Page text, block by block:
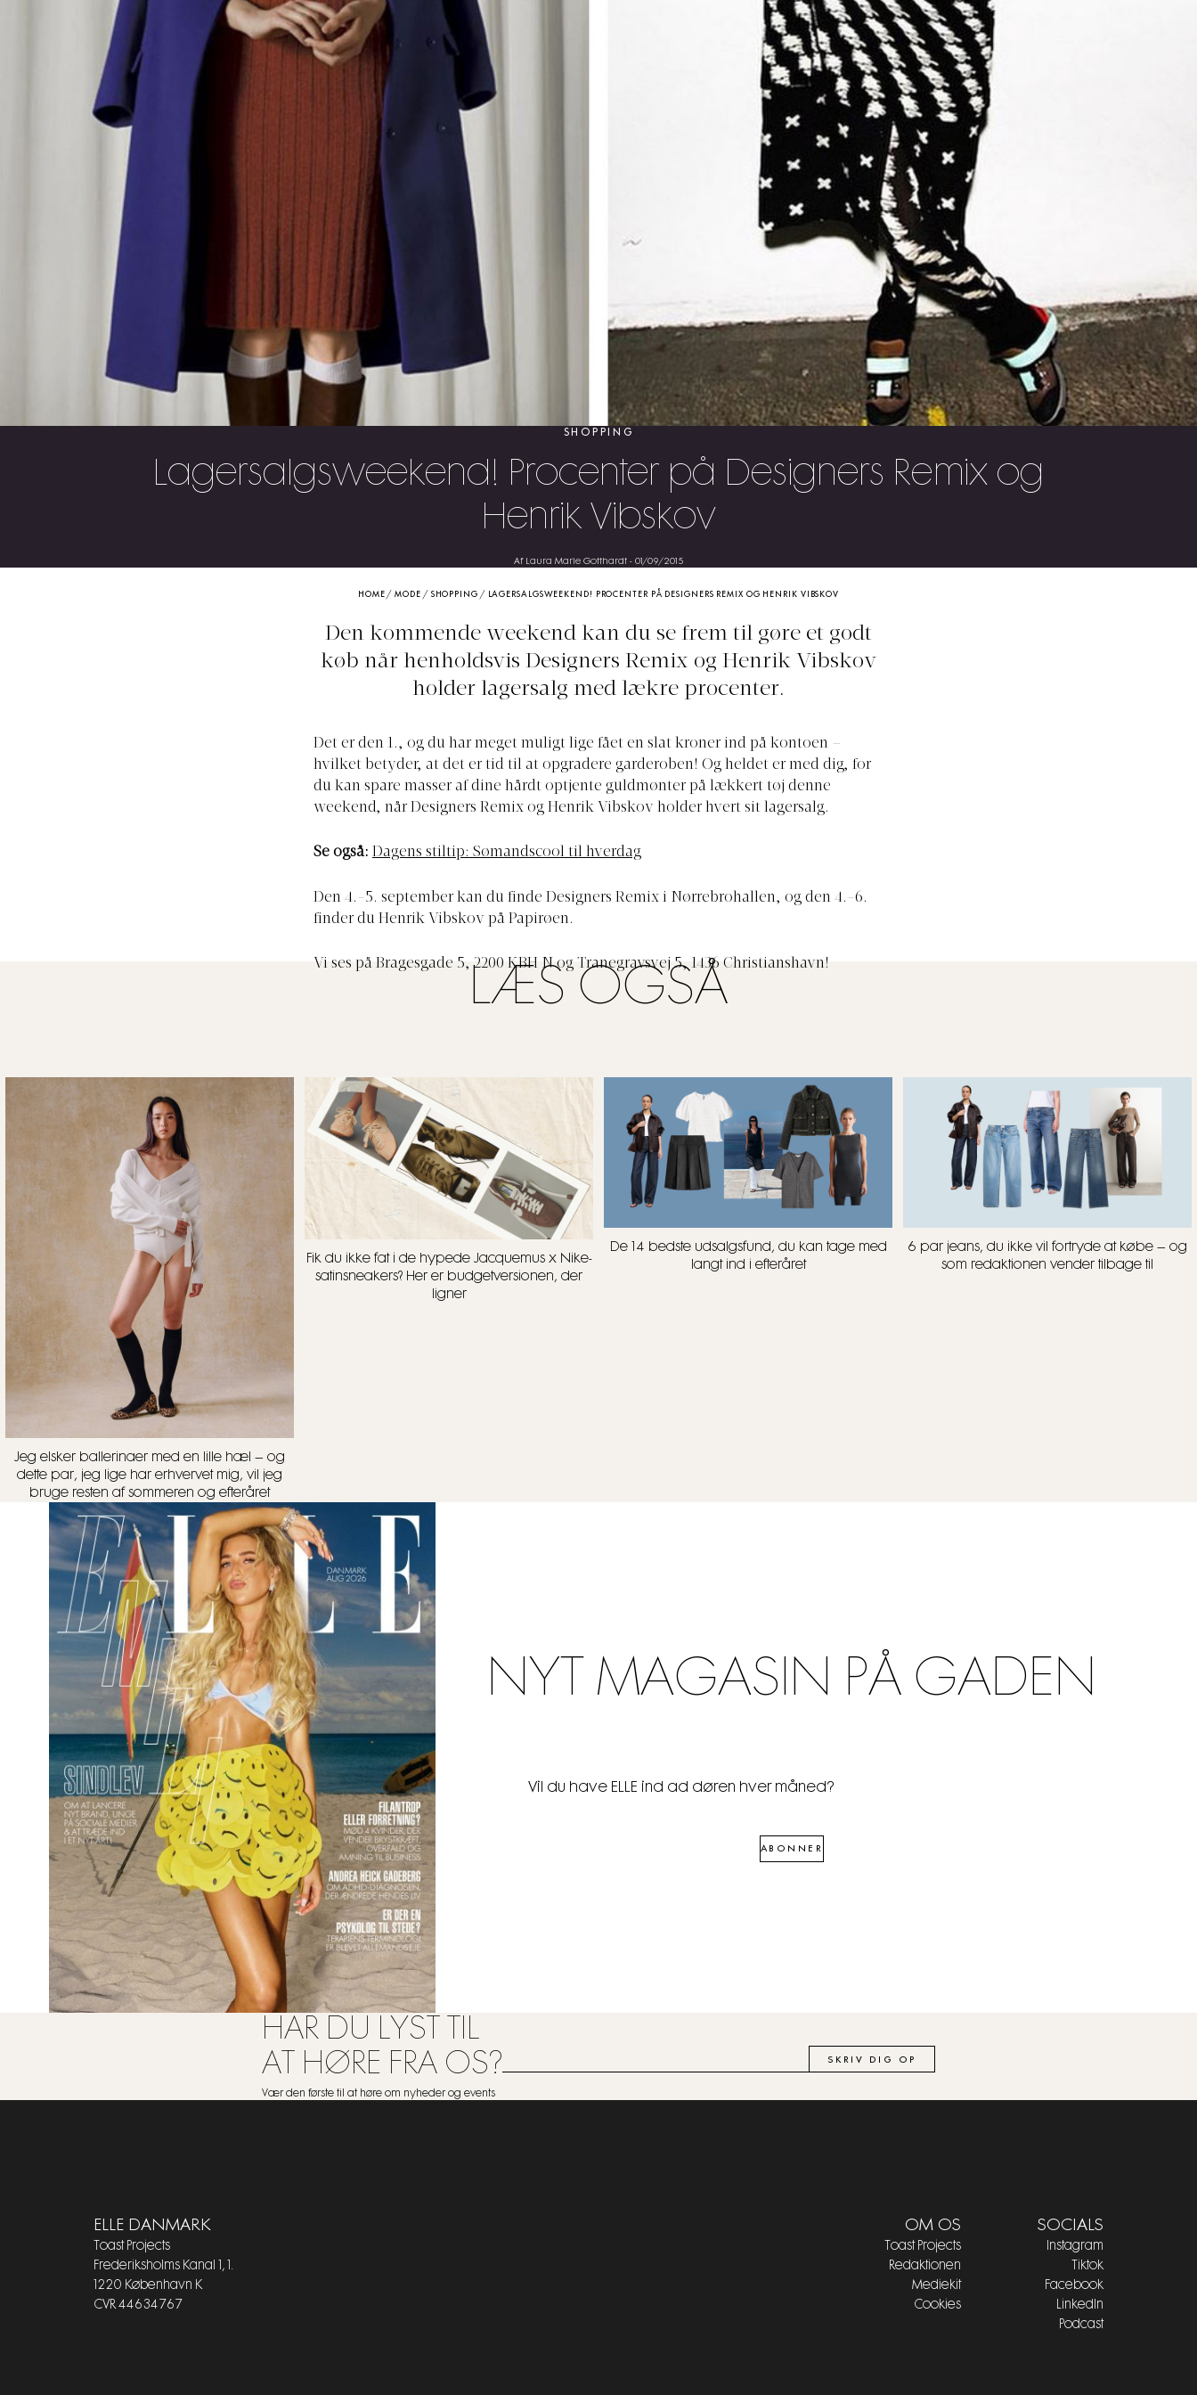
SHOPPING
Lagersalgsweekend! Procenter på Designers Remix og
Henrik Vibskov
Af Laura Marie Gotthardt- 01/09/2015
HOME /MODE / SHOPPING / LAGERSALGSWEEKEND! PROCENTER PÅ DESIGNERS REMIX OG HENRIK VIBSKOV
Den kommende weekend kan du se frem til gøre et godt
køb når henholdsvis Designers Remix og Henrik Vibskov
holder lagersalg med lækre procenter.
Det er den 1., og du har meget muligt lige fået en slat kroner ind på kontoen –
hvilket betyder, at det er tid til at opgradere garderoben! Og heldet er med dig, for
du kan spare masser af dine hårdt optjente guldmønter på lækkert tøj denne
weekend, når Designers Remix og Henrik Vibskov holder hvert sit lagersalg.
Se også: Dagens stiltip: Sømandscool til hverdag
Den 4.-5. september kan du finde Designers Remix i Nørrebrohallen, og den 4.-6.
finder du Henrik Vibskov på Papirøen.
Vi ses på Bragesgade 5, 2200 KBH N og Tranegravsvej 5, 1436 Christianshavn!
LÆS OGSÅ
Jeg elsker ballerinaer med en lille hæl – og
dette par, jeg lige har erhvervet mig, vil jeg
bruge resten af sommeren og efteråret
Fik du ikke fat i de hypede Jacquemus x Nike-
satinsneakers? Her er budgetversionen, der
ligner
De 14 bedste udsalgsfund, du kan tage med
langt ind i efteråret
6 par jeans, du ikke vil fortryde at købe – og
som redaktionen vender tilbage til
NYT MAGASIN PÅ GADEN
Vil du have ELLE ind ad døren hver måned?
ABONNER
HAR DU LYST TIL
AT HØRE FRA OS?
Vær den første til at høre om nyheder og events
SKRIV DIG OP
ELLE DANMARK
Toast Projects
Frederiksholms Kanal 1, 1.
1220 København K
CVR 44634767
OM OS
Toast Projects
Redaktionen
Mediekit
Cookies
SOCIALS
Instagram
Tiktok
Facebook
LinkedIn
Podcast